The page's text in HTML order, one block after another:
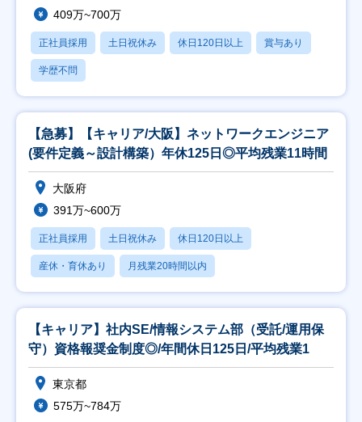
409万~700万
正社員採用 土日祝休み 休日120日以上 賞与あり
学歴不問
【急募】【キャリア/大阪】ネットワークエンジニア
(要件定義～設計構築）年休125日◎平均残業11時間
大阪府
391万~600万
正社員採用 土日祝休み 休日120日以上
産休・育休あり 月残業20時間以内
【キャリア】社内SE/情報システム部（受託/運用保
守）資格報奨金制度◎/年間休日125日/平均残業1
東京都
575万~784万